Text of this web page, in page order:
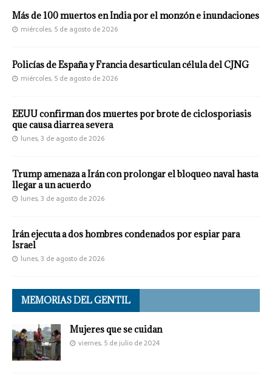
Más de 100 muertos en India por el monzón e inundaciones
miércoles, 5 de agosto de 2026
Policías de España y Francia desarticulan célula del CJNG
miércoles, 5 de agosto de 2026
EEUU confirman dos muertes por brote de ciclosporiasis
que causa diarrea severa
lunes, 3 de agosto de 2026
Trump amenaza a Irán con prolongar el bloqueo naval hasta
llegar a un acuerdo
lunes, 3 de agosto de 2026
Irán ejecuta a dos hombres condenados por espiar para
Israel
lunes, 3 de agosto de 2026
MEMORIAS DEL GENTIL
Mujeres que se cuidan
viernes, 5 de julio de 2024